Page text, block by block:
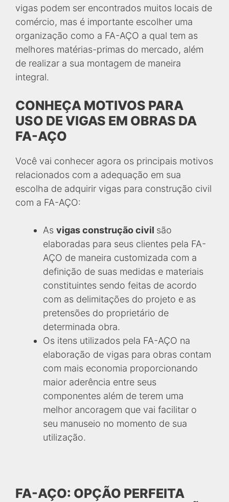
vigas podem ser encontrados muitos locais de
comércio, mas é importante escolher uma
organização como a FA-AÇO a qual tem as
melhores matérias-primas do mercado, além
de realizar a sua montagem de maneira
integral.
CONHEÇA MOTIVOS PARA
USO DE VIGAS EM OBRAS DA
FA-AÇO
Você vai conhecer agora os principais motivos
relacionados com a adequação em sua
escolha de adquirir vigas para construção civil
com a FA-AÇO:
As vigas construção civil são
elaboradas para seus clientes pela FA-
AÇO de maneira customizada com a
definição de suas medidas e materiais
constituintes sendo feitas de acordo
com as delimitações do projeto e as
pretensões do proprietário de
determinada obra.
Os itens utilizados pela FA-AÇO na
elaboração de vigas para obras contam
com mais economia proporcionando
maior aderência entre seus
componentes além de terem uma
melhor ancoragem que vai facilitar o
seu manuseio no momento de sua
utilização.
FA-AÇO: OPÇÃO PERFEITA